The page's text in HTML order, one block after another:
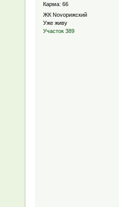
Карма: 66
ЖК Novoрижский
Уже живу
Участок 389